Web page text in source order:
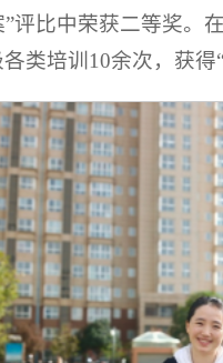
评比中荣获二等奖。
类培训10余次，获